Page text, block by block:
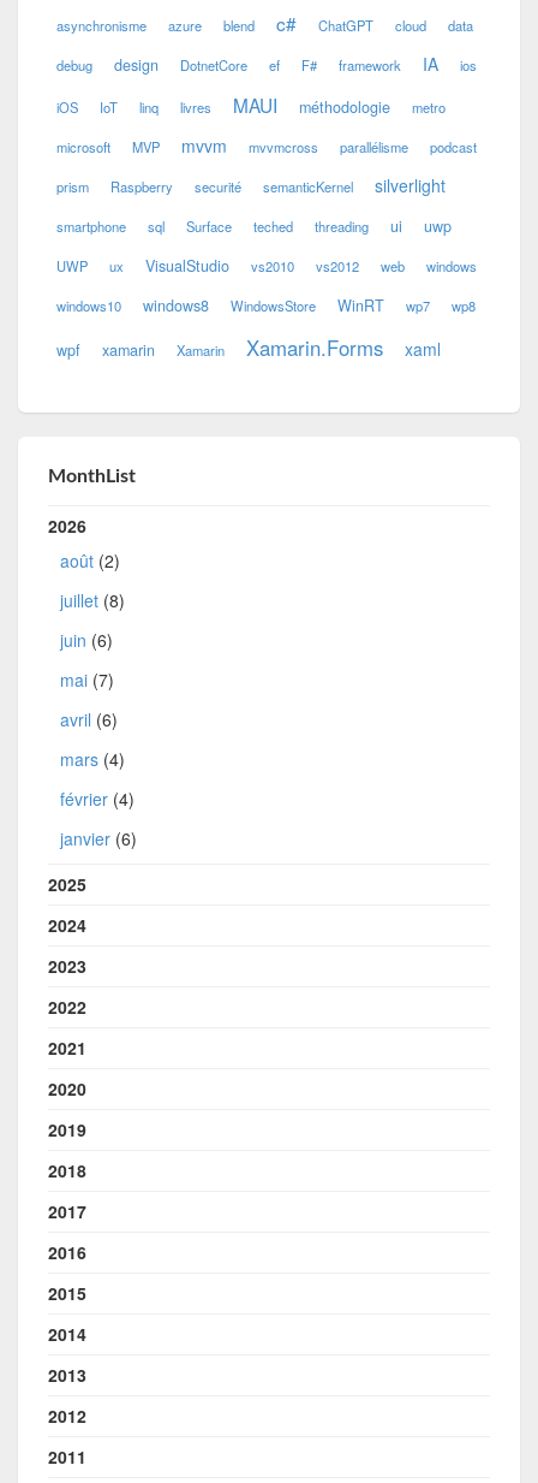
asynchronisme azure blend c# ChatGPT cloud data
debug design DotnetCore ef F# framework IA ios
iOS IoT linq livres MAUI méthodologie metro
microsoft MVP mvvm mvvmcross parallélisme podcast
prism Raspberry securité semanticKernel silverlight
smartphone sql Surface teched threading ui uwp
UWP ux VisualStudio vs2010 vs2012 web windows
windows10 windows8 WindowsStore WinRT wp7 wp8
wpf xamarin Xamarin Xamarin.Forms xaml
MonthList
2026
août (2)
juillet (8)
juin (6)
mai (7)
avril (6)
mars (4)
février (4)
janvier (6)
2025
2024
2023
2022
2021
2020
2019
2018
2017
2016
2015
2014
2013
2012
2011